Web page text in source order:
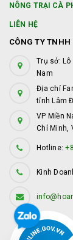
NÔNG TRẠI CÀ
LIÊN HỆ
CÔNG TY
Trụ sở: Lô
Nam
Địa chỉ
tỉnh Lâm
VP Miền
Chí Minh,
Hotline:
Kinh